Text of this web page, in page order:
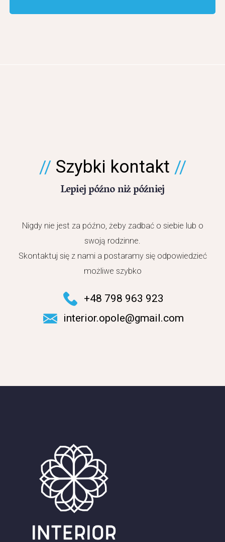
Szybki kontakt
Lepiej późno niż później
Nigdy nie jest za późno, żeby zadbać o siebie lub o
swoją rodzinne.
Skontaktuj się z nami a postaramy się odpowiedzieć
możliwe szybko
+48 798 963 923
interior.opole@gmail.com